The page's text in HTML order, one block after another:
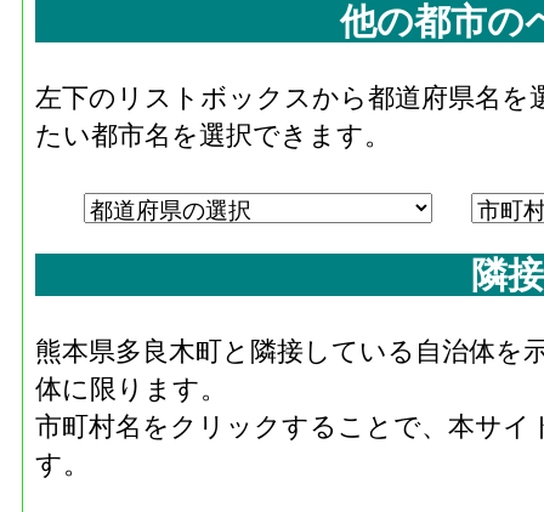
他の都市の
左下のリストボックスから都道府県名
たい都市名を選択できます。
隣
熊本県多良木町と隣接している自治体を
体に限ります。
市町村名をクリックすることで、本サ
す。